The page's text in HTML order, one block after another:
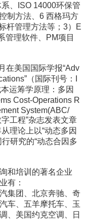
、ISO 14000环保管
制方法、6 西格玛方
杆管理方法等；3）E
管理软件、PM项目
在美国国际学报“Adv
（国际刊号：I
运筹学原理：多因
Cost-Operations R
System(ABC/
工程”杂志发表文章
理论上以“动态多因
研究的“动态合因多
和培训的著名企业
有：
集团、北京奔驰、奇
车、五羊摩托车、玉
、美国约克空调、日